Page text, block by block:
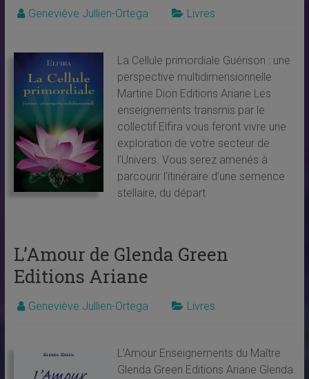
Geneviève Jullien-Ortega Livres
La Cellule primordiale Guérison : une
perspective multidimensionnelle
Martine Dion Editions Ariane Les
enseignements transmis par le
collectif Elfira vous feront vivre une
exploration de votre secteur de
l’Univers. Vous serez amenés à
parcourir l’itinéraire d’une semence
stellaire, du départ
L’Amour de Glenda Green
Editions Ariane
Geneviève Jullien-Ortega Livres
L’Amour Enseignements du Maître
Glenda Green Editions Ariane Glenda